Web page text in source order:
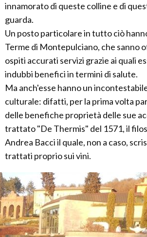
innamorato di queste colline e di
guarda.
Un posto particolare in tutto ciò
Terme di Montepulciano, che sanno
ospiti accurati servizi grazie ai quali
indubbi benefici in termini di salute.
Ma anch'esse hanno un
culturale: difatti, per la prima volta
delle benefiche proprietà delle sue
trattato "De Thermis" del 1571, il
Andrea Bacci il quale, non a caso,
trattati proprio sui vini.